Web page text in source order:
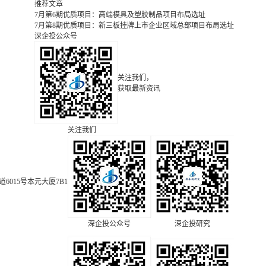
推荐文章
7月第6期优质项目：高端模具及塑胶制品项目布局选址
7月第8期优质项目：新三板挂牌上市企业区域总部项目布局选址
深企投公众号
关注我们，
获取最新资讯
6015号本元大厦7B1
关注我们
深企投公众号 深企投研究